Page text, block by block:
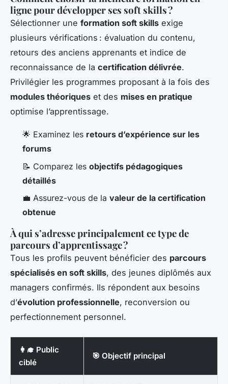
ligne pour développer ses soft skills ?
Sélectionner une formation soft skills exige
plusieurs vérifications : évaluation du contenu,
retours des anciens apprenants et indice de
reconnaissance de la certification délivrée.
Privilégier les programmes proposant à la fois des
modules théoriques et des mises en pratique
optimise l’apprentissage.
🌟 Examinez les retours d’expérience sur les
forums
📝 Comparez les objectifs pédagogiques
détaillés
💼 Assurez-vous de la valeur de la certification
obtenue
À qui s’adresse principalement ce type de
parcours d’apprentissage ?
Tous les profils peuvent bénéficier des parcours
spécialisés en soft skills, des jeunes diplômés aux
managers confirmés. Ils répondent aux besoins
d’évolution professionnelle, reconversion ou
perfectionnement personnel.
👩‍🎓 Public
ciblé
🎯 Objectif principal